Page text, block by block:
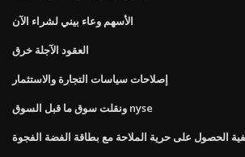
الأسهم وعاء بيني لشراء الآن
العقود الآجلة خرق
إصلاحات سياسات التجارة والاستثمار
ونقلت سوق ما قبل السوق nyse
الحصول على حرية الملاحة مع بطاقة الفضة الفجوة